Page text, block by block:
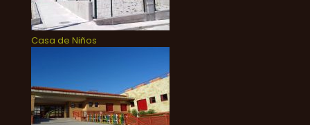
Casa de Niños